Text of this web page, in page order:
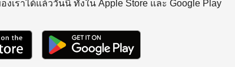
เราได้แล้ววันนี้ ทั้งใน Apple Store และ Google Play